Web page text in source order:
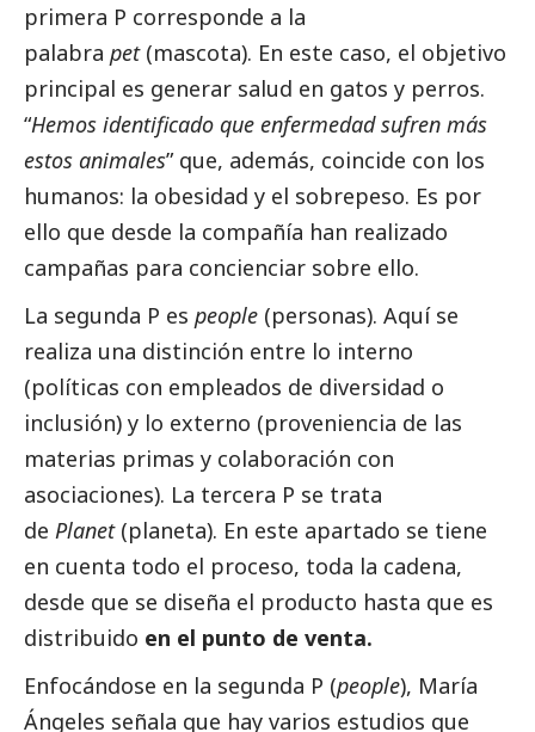
primera P corresponde a la
palabra pet(mascota). En este caso, el objetivo
principal es generar salud en gatos y perros.
“Hemos identificado que enfermedad sufren más
estos animales” que, además, coincide con los
humanos: la obesidad y el sobrepeso. Es por
ello que desde la compañía han realizado
campañas para concienciar sobre ello.
La segunda P es people (personas). Aquí se
realiza una distinción entre lo interno
(políticas con empleados de diversidad o
inclusión) y lo externo (proveniencia de las
materias primas y colaboración con
asociaciones). La tercera P se trata
de Planet(planeta). En este apartado se tiene
en cuenta todo el proceso, toda la cadena,
desde que se diseña el producto hasta que es
distribuido en el punto de venta.
Enfocándose en la segunda P (people), María
Ángeles señala que hay varios estudios que